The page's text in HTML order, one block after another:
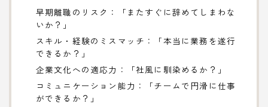
早期離職のリスク：「またすぐに辞めてしまわな
いか？」
スキル・経験のミスマッチ：「本当に業務を遂行
できるか？」
企業文化への適応力：「社風に馴染めるか？」
コミュニケーション能力：「チームで円滑に仕事
ができるか？」